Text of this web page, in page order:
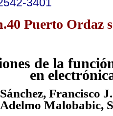
Puerto Ordaz
de la
en
Francisco
Adelmo Malobabic,